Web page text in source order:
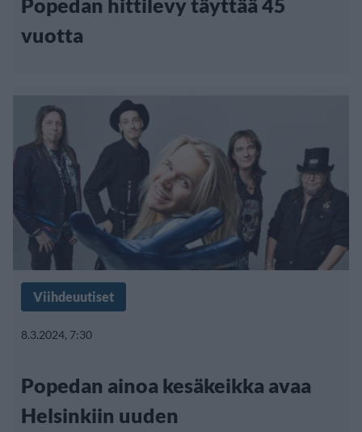
vuotta
Viihdeuutiset
8.3.2024, 7:30
Popedan ainoa kesäkeikka avaa
Helsinkiin uuden